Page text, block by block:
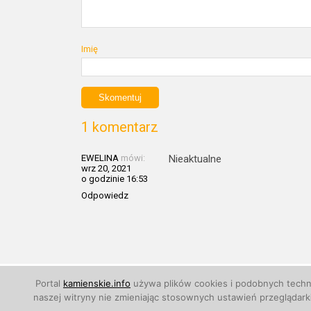
Imię
1 komentarz
EWELINA mówi:
wrz 20, 2021
o godzinie 16:53
Odpowiedz
Nieaktualne
© 2011 - 2026 Kamienskie.info. Wszelkie prawa
Portal kamienskie.info używa plików cookies i podobnych
naszej witryny nie zmieniając stosownych ustawień